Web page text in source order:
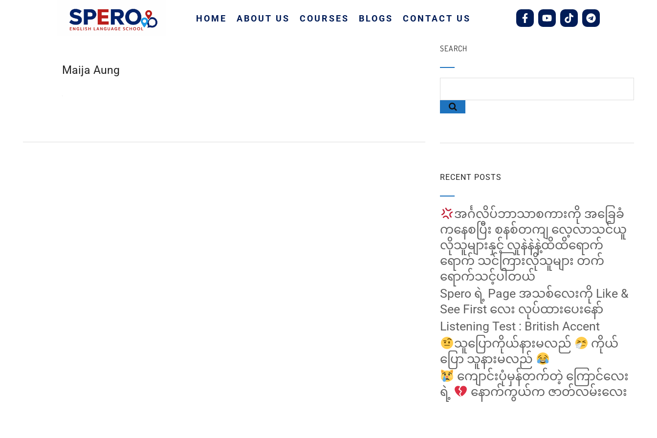
HOME ABOUT US COURSES BLOGS CONTACT US
Maija Aung
SEARCH
RECENT POSTS
အင်္ဂလိပ်ဘာသာစကားကို အခြေခံ
ကနေစပြီး စနစ်တကျ လေ့လာသင်ယူ
လိုသူများနှင့် လူနဲနဲနဲ့ထိထိရောက်
ရောက် သင်ကြားလိုသူများ တက်
ရောက်သင့်ပါတယ်
Spero ရဲ့ Page အသစ်လေးကို Like &
See First လေး လုပ်ထားပေးနော်
Listening Test : British Accent
သူပြောကိုယ်နားမလည်
ကိုယ်
ပြော သူနားမလည်
ကျောင်းပုံမှန်တက်တဲ့ ကြောင်လေး
ရဲ့
နောက်ကွယ်က ဇာတ်လမ်းလေး